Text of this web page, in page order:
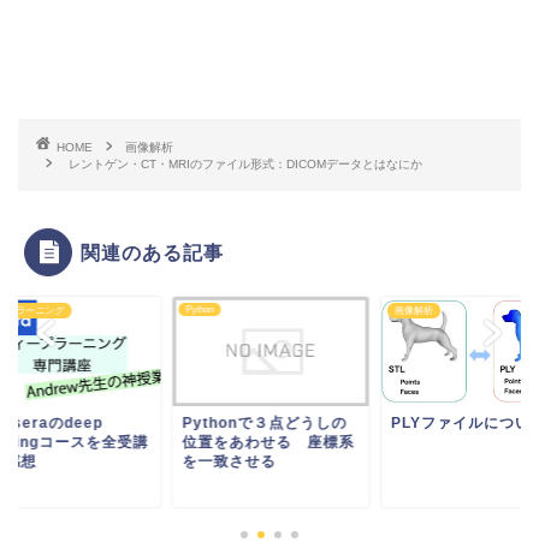
HOME
画像解析
レントゲン・CT・MRIのファイル形式：DICOMデータとはなにか
関連のある記事
で３点どうしの
をあわせる 座標系
させる
画像解析
PLYファイルについて
ソフトウェア
かんたん！